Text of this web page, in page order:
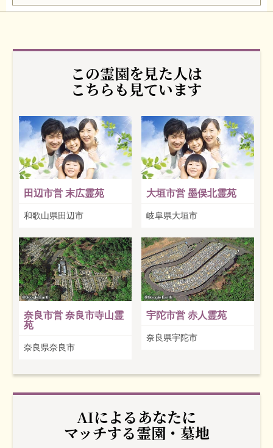
この霊園を見た人は
こちらも見ています
田辺市営 末広霊苑
和歌山県田辺市
大垣市営 墨俣北霊苑
岐阜県大垣市
奈良市営 奈良市寺山霊
苑
奈良県奈良市
宇陀市営 赤人霊苑
奈良県宇陀市
AIによるあなたに
マッチする霊園・墓地